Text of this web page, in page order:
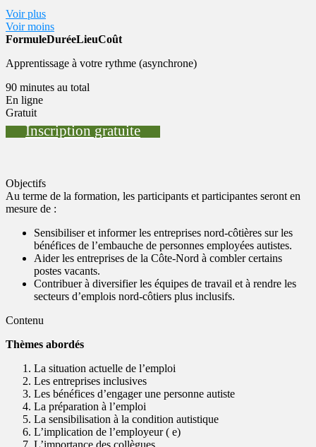
Les participants et participantes auront accès à sept modules qui
présentent différents formats de matériel, tels que des vidéos, des
lectures complémentaires et des liens vers des ressources externes.
Voir plus
Voir moins
FormuleDuréeLieuCoût
Apprentissage à votre rythme (asynchrone)
90 minutes au total
En ligne
Gratuit
Inscription gratuite
Objectifs
Au terme de la formation, les participants et participantes seront en
mesure de :
Sensibiliser et informer les entreprises nord-côtières sur les
bénéfices de l’embauche de personnes employées autistes.
Aider les entreprises de la Côte-Nord à combler certains
postes vacants.
Contribuer à diversifier les équipes de travail et à rendre les
secteurs d’emplois nord-côtiers plus inclusifs.
Contenu
Thèmes abordés
La situation actuelle de l’emploi
Les entreprises inclusives
Les bénéfices d’engager une personne autiste
La préparation à l’emploi
La sensibilisation à la condition autistique
L’implication de l’employeur ( e)